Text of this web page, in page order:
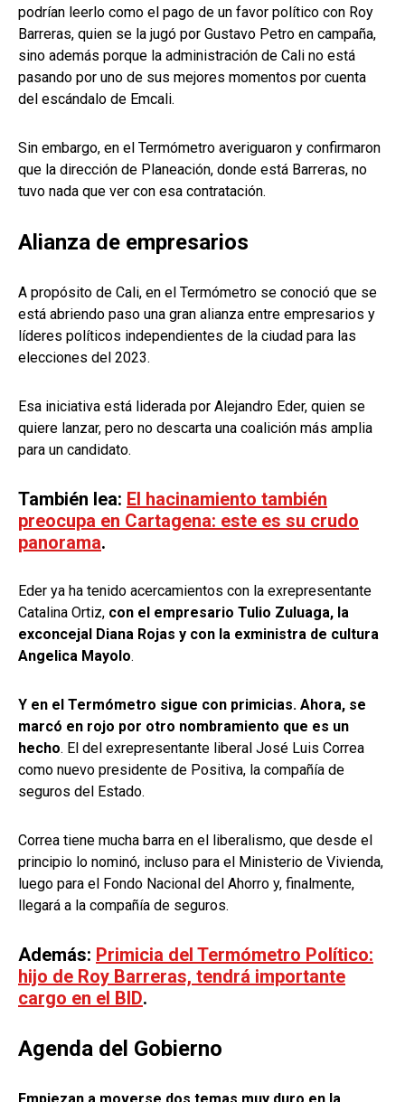
podrían leerlo como el pago de un favor político con Roy
Barreras, quien se la jugó por Gustavo Petro en campaña,
sino además porque la administración de Cali no está
pasando por uno de sus mejores momentos por cuenta
del escándalo de Emcali.
Sin embargo, en el Termómetro averiguaron y confirmaron
que la dirección de Planeación, donde está Barreras, no
tuvo nada que ver con esa contratación.
Alianza de empresarios
A propósito de Cali, en el Termómetro se conoció que se
está abriendo paso una gran alianza entre empresarios y
líderes políticos independientes de la ciudad para las
elecciones del 2023.
Esa iniciativa está liderada por Alejandro Eder, quien se
quiere lanzar, pero no descarta una coalición más amplia
para un candidato.
También lea: El hacinamiento también
preocupa en Cartagena: este es su crudo
panorama.
Eder ya ha tenido acercamientos con la exrepresentante
Catalina Ortiz, con el empresario Tulio Zuluaga, la
exconcejal Diana Rojas y con la exministra de cultura
Angelica Mayolo.
Y en el Termómetro sigue con primicias. Ahora, se
marcó en rojo por otro nombramiento que es un
hecho. El del exrepresentante liberal José Luis Correa
como nuevo presidente de Positiva, la compañía de
seguros del Estado.
Correa tiene mucha barra en el liberalismo, que desde el
principio lo nominó, incluso para el Ministerio de Vivienda,
luego para el Fondo Nacional del Ahorro y, finalmente,
llegará a la compañía de seguros.
Además: Primicia del Termómetro Político:
hijo de Roy Barreras, tendrá importante
cargo en el BID.
Agenda del Gobierno
Empiezan a moverse dos temas muy duro en la